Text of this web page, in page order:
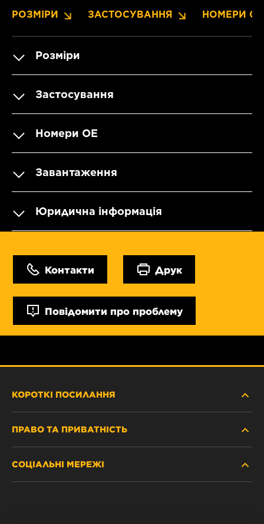
РОЗМІРИ ЗАСТОСУВАННЯ НОМЕРИ OE
Розміри
Застосування
Номери OE
Завантаження
Юридична інформація
Контакти Друк
Повідомити про проблему
КОРОТКІ ПОСИЛАННЯ
ПРАВО ТА ПРИВАТНІСТЬ
СОЦІАЛЬНІ МЕРЕЖІ